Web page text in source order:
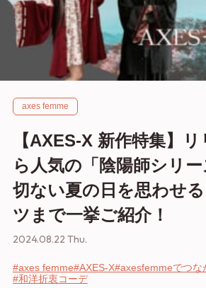
axes femme
【AXES‐X 新作特集】
ら人気の「陰陽師シリー
切ない夏の日を思わせ
ツまで一挙ご紹介！
2024.08.22 Thu.
#axes femme#AXES-X#axesfemmeでつな
#和洋折衷コーデ